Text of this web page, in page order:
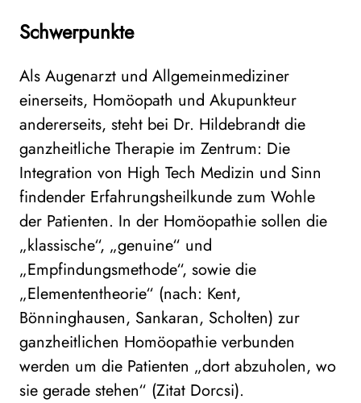
Schwerpunkte
Als Augenarzt und Allgemeinmediziner
einerseits, Homöopath und Akupunkteur
andererseits, steht bei Dr. Hildebrandt die
ganzheitliche Therapie im Zentrum: Die
Integration von High Tech Medizin und Sinn
findender Erfahrungsheilkunde zum Wohle
der Patienten. In der Homöopathie sollen die
„klassische“, „genuine“ und
„Empfindungsmethode“, sowie die
„Elemententheorie“ (nach: Kent,
Bönninghausen, Sankaran, Scholten) zur
ganzheitlichen Homöopathie verbunden
werden um die Patienten „dort abzuholen, wo
sie gerade stehen“ (Zitat Dorcsi).